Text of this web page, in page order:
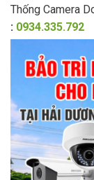
Thống Camera
: 0934.335.792